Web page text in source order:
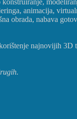
animacija,
obrada, nabava
najnovijih 3D